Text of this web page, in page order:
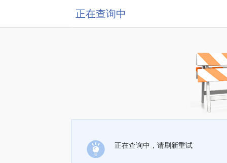
正在查询中
正在查询中，请刷新重试